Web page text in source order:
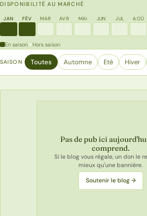
DISPONIBILITÉ AU MARCHÉ
JAN FÉV MAR AVR MAI JUN JUL AOÛ
En saison Hors saison
SAISON Toutes Automne Eté Hiver
Pas de pub ici
comprend.
Si le blog vous régale, un don le
mieux qu'une bannière.
Soutenir le blog →